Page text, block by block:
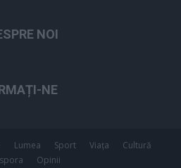
NOI
NE
Lumea Sport Viața
Cultură
Opinii